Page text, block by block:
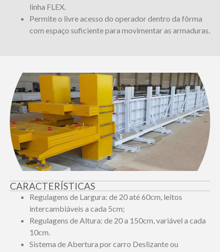
linha FLEX.
Permite o livre acesso do operador dentro da fôrma
com espaço suficiente para movimentar as armaduras.
CARACTERÍSTICAS
Regulagens de Largura: de 20 até 60cm, leitos
intercambiáveis a cada 5cm;
Regulagens de Altura: de 20 a 150cm, variável a cada
10cm.
Sistema de Abertura por carro Deslizante ou